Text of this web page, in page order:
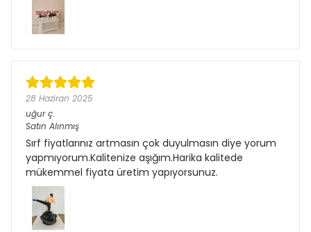
28 Haziran 2025
uğur ç.
Satın Alınmış
Sırf fiyatlarınız artmasın çok duyulmasın diye yorum
yapmıyorum.Kalitenize aşığım.Harika kalitede
mükemmel fiyata üretim yapıyorsunuz.